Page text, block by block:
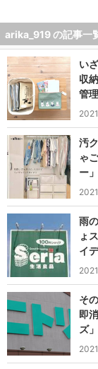
arika_919 の記事一
い
収
管
汚
ゃ
ー」
雨
ょ
イ
そ
即
ズ